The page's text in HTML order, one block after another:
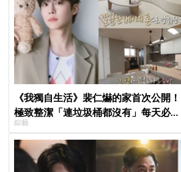
《我獨自生活》裴仁爀的家首次公開！
極致整潔「連垃圾桶都沒有」每天必做
一件事
綜藝